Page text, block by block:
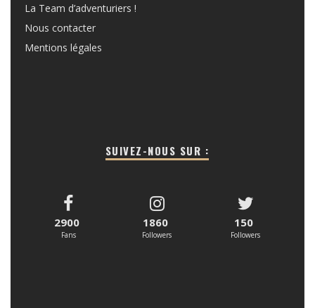
La Team d’adventuriers !
Nous contacter
Mentions légales
SUIVEZ-NOUS SUR :
2900
Fans
1860
Followers
150
Followers